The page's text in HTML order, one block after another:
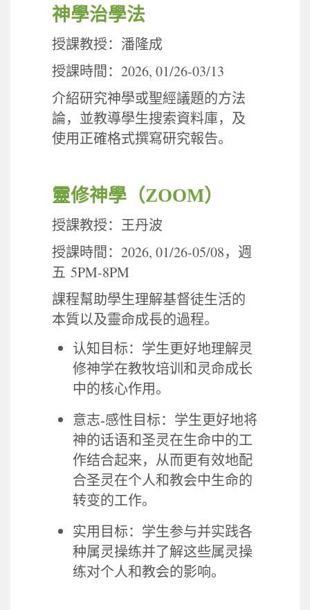
神學治學法
授課教授：潘隆成
授課時間： 2026, 01/26-03/13
介紹研究神學或聖經議題的方法
論，並教導學生搜索資料庫，及
使用正確格式撰寫研究報告。
靈修神學 （ZOOM）
授課教授：王丹波
授課時間： 2026, 01/26-05/08，週
五 5PM-8PM
課程幫助學生理解基督徒生活的
本質以及靈命成長的過程。
认知目标：学生更好地理解灵
修神学在教牧培训和灵命成长
中的核心作用。
意志-感性目标：学生更好地将
神的话语和圣灵在生命中的工
作结合起来，从而更有效地配
合圣灵在个人和教会中生命的
转变的工作。
实用目标：学生参与并实践各
种属灵操练并了解这些属灵操
练对个人和教会的影响。